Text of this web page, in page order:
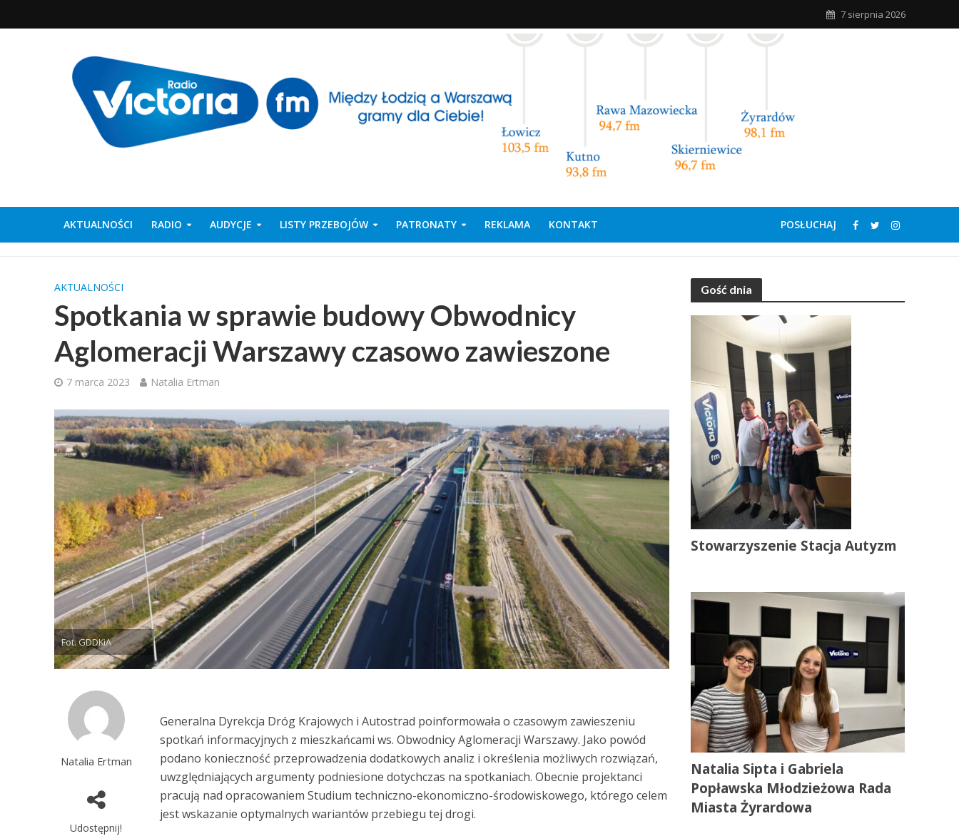
7 sierpnia 2026
AKTUALNOŚCI RADIO AUDYCJE LISTY PRZEBOJÓW PATRONATY REKLAMA KONTAKT POSŁUCHAJ
AKTUALNOŚCI
Spotkania w sprawie budowy Obwodnicy
Aglomeracji Warszawy czasowo zawieszone
7 marca 2023 Natalia Ertman
Fot. GDDKiA
Natalia Ertman
Udostępnij!
Generalna Dyrekcja Dróg Krajowych i Autostrad poinformowała o czasowym zawieszeniu
spotkań informacyjnych z mieszkańcami ws. Obwodnicy Aglomeracji Warszawy. Jako powód
podano konieczność przeprowadzenia dodatkowych analiz i określenia możliwych rozwiązań,
uwzględniających argumenty podniesione dotychczas na spotkaniach. Obecnie projektanci
pracują nad opracowaniem Studium techniczno-ekonomiczno-środowiskowego, którego celem
jest wskazanie optymalnych wariantów przebiegu tej drogi.
Gość dnia
Stowarzyszenie Stacja Autyzm
Natalia Sipta i Gabriela
Popławska Młodzieżowa Rada
Miasta Żyrardowa